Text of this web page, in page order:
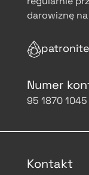
darowiznę
Numer
95 1870
Kontakt